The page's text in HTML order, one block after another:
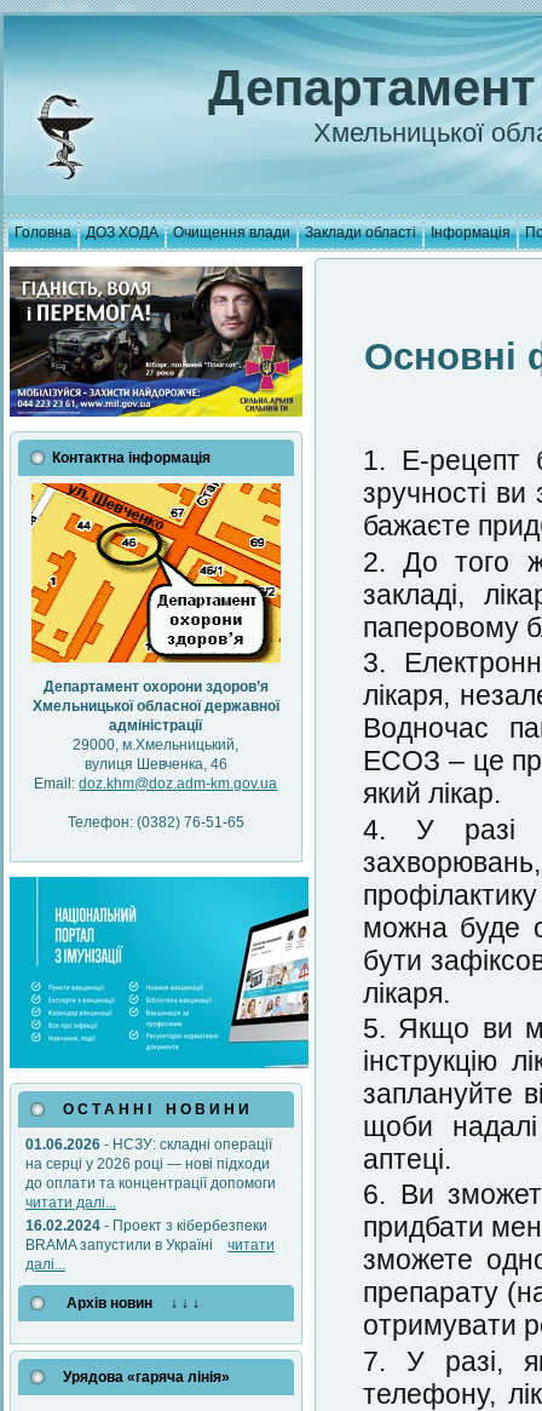
Хмельницької
Головна ДОЗ ХОДА Очищення влади Заклади області Інформація
Контактна інформація
Департамент охорони здоров’я
Хмельницької обласної державної
адміністрації
29000, м.Хмельницький,
вулиця Шевченка, 46
Email:doz.khm@doz.adm-km.gov.ua
Телефон: (0382) 76-51-65
О С Т А Н Н І Н О В И Н И
01.06.2026 - НСЗУ: складні операції
на серці у 2026 році — нові підходи
до оплати та концентрації допомоги
читати далі...
16.02.2024 - Проект з кібербезпеки
BRAMA запустили в Україні читати
далі...
Архів новин ↓ ↓ ↓
Урядова «гаряча лінія»
Основні
Е-рецепт
зручності
бажаєте
До того ж
закладі,
паперовому
лікаря,
Водночас
ЕСОЗ – це
який лікар.
У разі
можна буде
бути
лікаря.
Якщо ви
інструкцію
заплануйте
щоби
аптеці.
Ви
придбати
зможете
препарату
отримувати
У разі,
телефону,